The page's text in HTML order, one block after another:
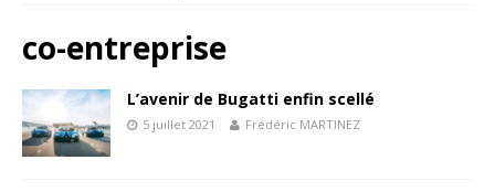
co-entreprise
L’avenir de Bugatti enfin scellé
5 juillet 2021 Frédéric MARTINEZ